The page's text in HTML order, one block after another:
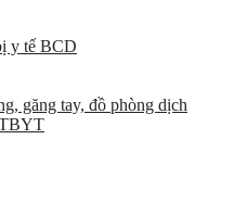
y tế BCD
găng tay, đồ phòng dịch